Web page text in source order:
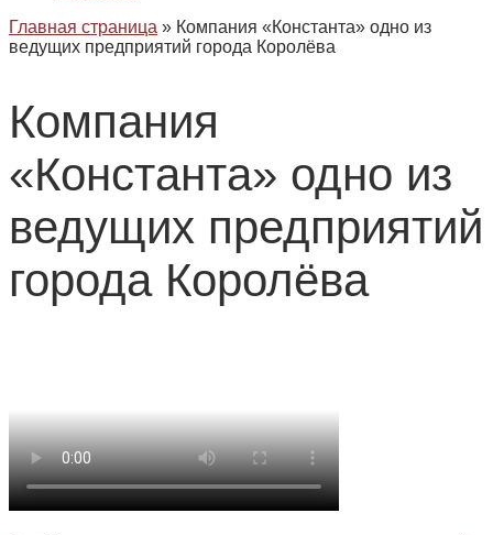
Главная страница » Компания «Константа» одно из
ведущих предприятий города Королёва
Компания
«Константа» одно из
ведущих предприятий
города Королёва